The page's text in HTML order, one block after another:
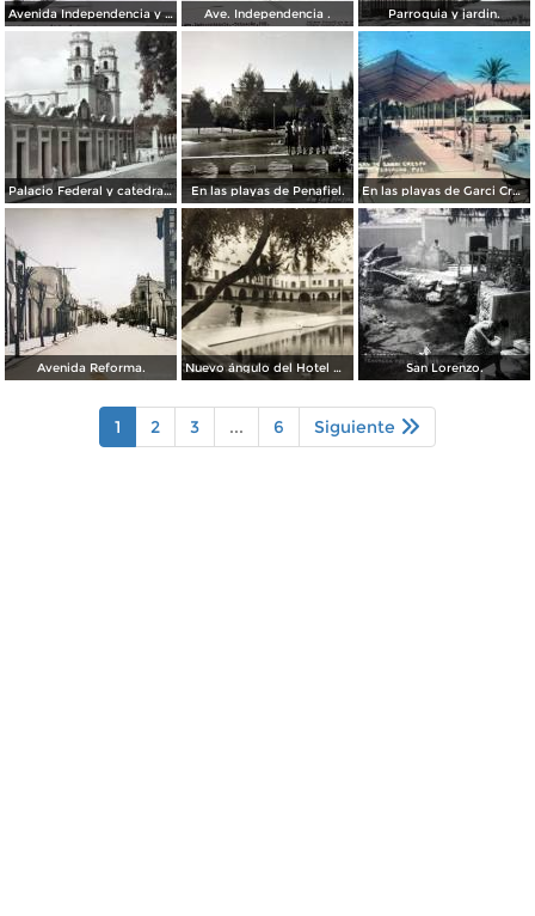
Avenida Independencia y Parque Juarez. ( Circulada el 23 de Enero de 1940 ). Ave. Independencia . Parroquia y jardin.
Palacio Federal y catedral ( Circulada el 23 de Marzo de 1938 ). En las playas de Penafiel. En las playas de Garci Crespo.
Avenida Reforma. Nuevo ángulo del Hotel Garci Crespo San Lorenzo.
1 2 3 ... 6 Siguiente